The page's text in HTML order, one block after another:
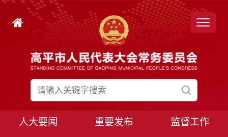
人大要闻 重要发布
监督工作